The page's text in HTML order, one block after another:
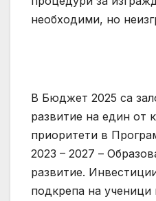
необходими, но
В Бюджет 2025 са
развитие на един от
приоритети в
2023 – 2027 –
развитие.
подкрепа на ученици